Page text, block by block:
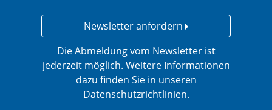
Newsletter anfordern
Die Abmeldung vom Newsletter ist
jederzeit möglich. Weitere Informationen
dazu finden Sie in unseren
Datenschutzrichtlinien.